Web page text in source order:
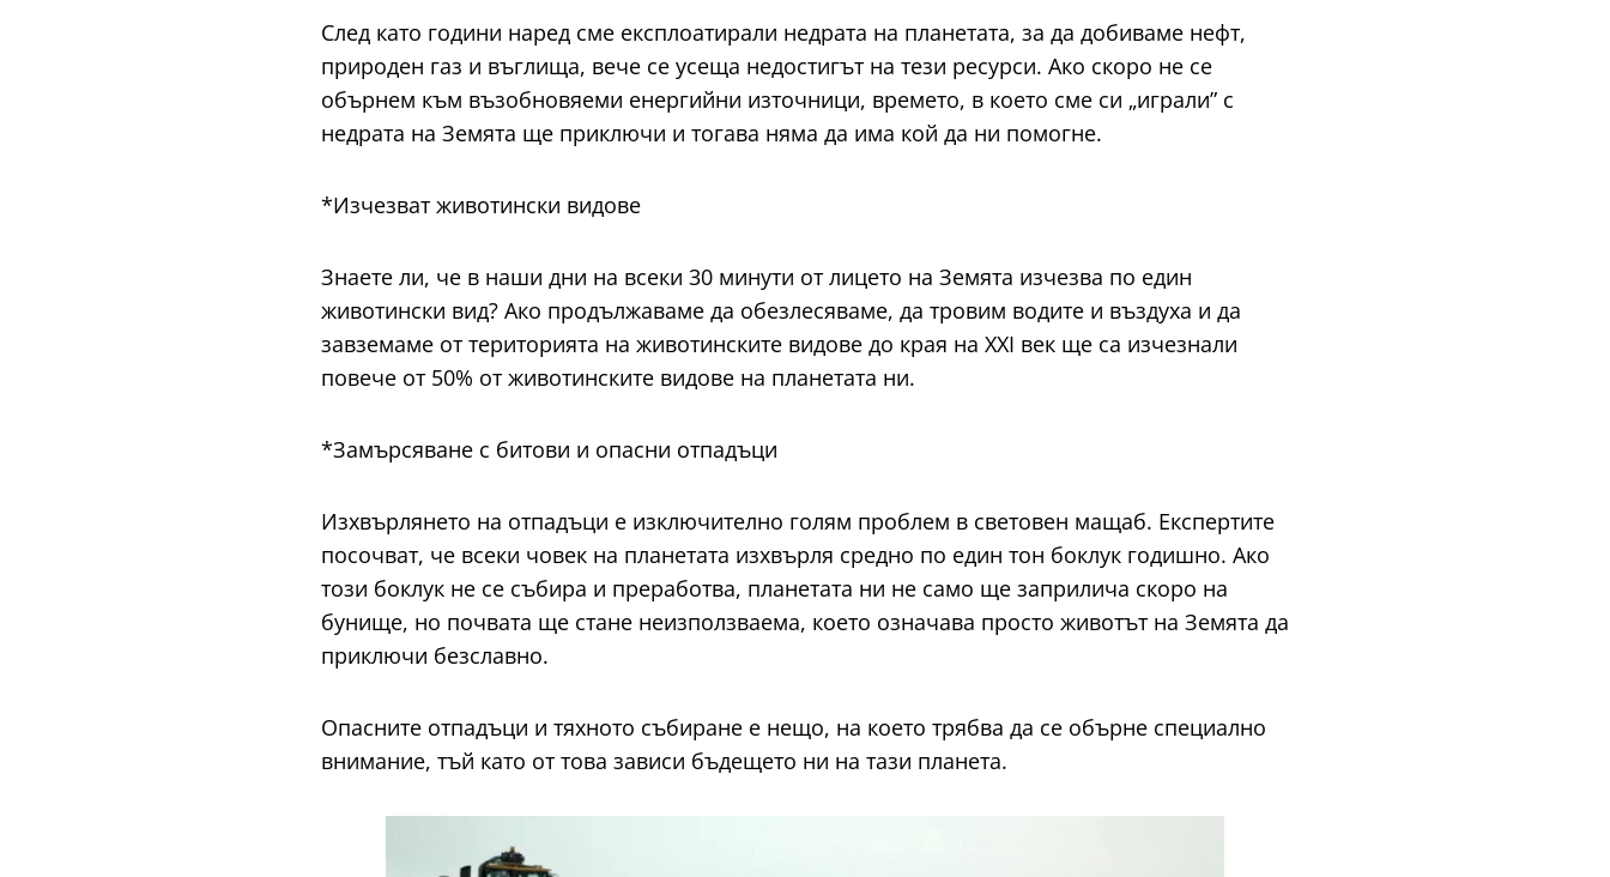
След като години наред сме експлоатирали недрата на планетата, за да добиваме нефт,
природен газ и въглища, вече се усеща недостигът на тези ресурси. Ако скоро не се
обърнем към възобновяеми енергийни източници, времето, в което сме си „играли” с
недрата на Земята ще приключи и тогава няма да има кой да ни помогне.
*Изчезват животински видове
Знаете ли, че в наши дни на всеки 30 минути от лицето на Земята изчезва по един
животински вид? Ако продължаваме да обезлесяваме, да тровим водите и въздуха и да
завземаме от територията на животинските видове до края на XXI век ще са изчезнали
повече от 50% от животинските видове на планетата ни.
*Замърсяване с битови и опасни отпадъци
Изхвърлянето на отпадъци е изключително голям проблем в световен мащаб. Експертите
посочват, че всеки човек на планетата изхвърля средно по един тон боклук годишно. Ако
този боклук не се събира и преработва, планетата ни не само ще заприлича скоро на
бунище, но почвата ще стане неизползваема, което означава просто животът на Земята да
приключи безславно.
Опасните отпадъци и тяхното събиране е нещо, на което трябва да се обърне специално
внимание, тъй като от това зависи бъдещето ни на тази планета.